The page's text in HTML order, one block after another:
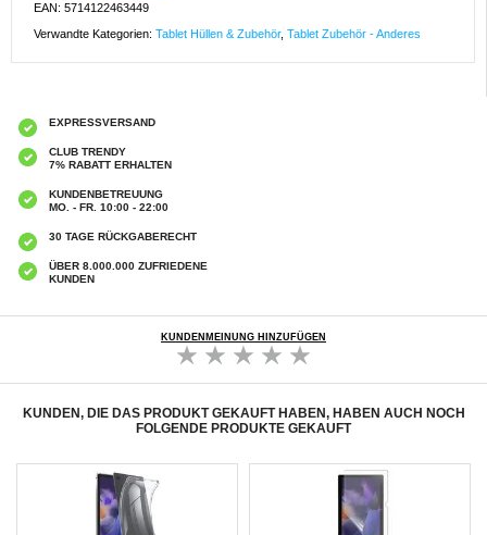
EAN: 5714122463449
Verwandte Kategorien: Tablet Hüllen & Zubehör, Tablet Zubehör - Anderes
EXPRESSVERSAND
CLUB TRENDY
7% RABATT ERHALTEN
KUNDENBETREUUNG
MO. - FR. 10:00 - 22:00
30 TAGE RÜCKGABERECHT
ÜBER 8.000.000 ZUFRIEDENE
KUNDEN
KUNDENMEINUNG HINZUFÜGEN
KUNDEN, DIE DAS PRODUKT GEKAUFT HABEN, HABEN AUCH NOCH
FOLGENDE PRODUKTE GEKAUFT